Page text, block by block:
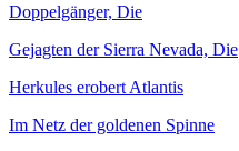
Doppelgänger, Die
Gejagten der Sierra Nevada, Die
Herkules erobert Atlantis
Im Netz der goldenen Spinne